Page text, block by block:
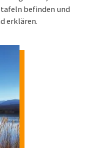
befinden und
erklären.